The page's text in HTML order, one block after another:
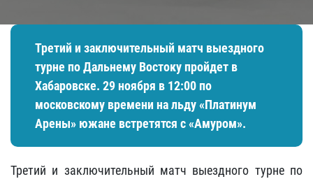
Третий и заключительный матч выездного
турне по Дальнему Востоку пройдет в
Хабаровске. 29 ноября в 12:00 по
московскому времени на льду «Платинум
Арены» южане встретятся с «Амуром».
Третий и заключительный матч выездного турне по